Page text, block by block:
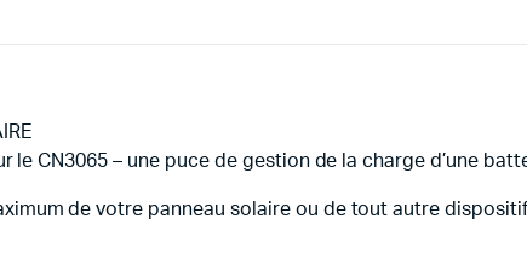
le CN3065 – une puce de gestion de la charge d’une
de votre panneau solaire ou de tout autre